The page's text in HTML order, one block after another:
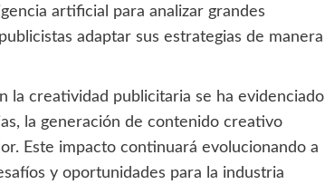
artificial para analizar grandes
adaptar sus estrategias de manera
la creatividad publicitaria se ha evidenciado
la generación de contenido creativo
Este impacto continuará evolucionando a
y oportunidades para la industria